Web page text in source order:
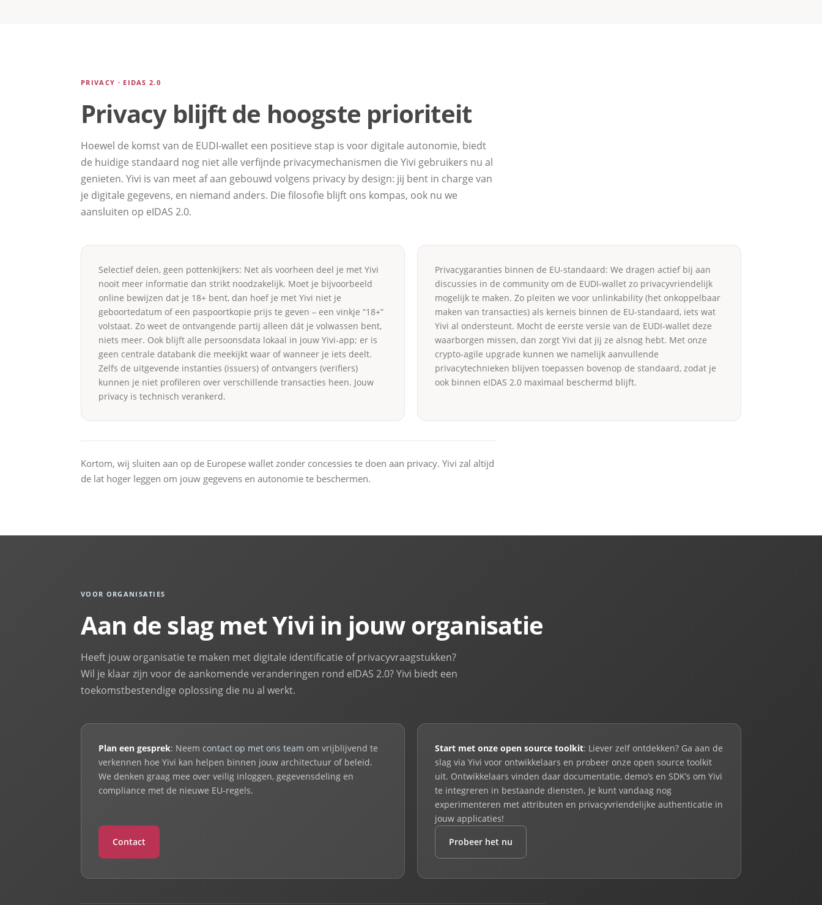
PRIVACY · EIDAS 2.0
Privacy blijft de hoogste prioriteit
Hoewel de komst van de EUDI-wallet een positieve stap is voor digitale autonomie, biedt
de huidige standaard nog niet alle verfijnde privacymechanismen die Yivi gebruikers nu al
genieten. Yivi is van meet af aan gebouwd volgens privacy by design: jij bent in charge van
je digitale gegevens, en niemand anders. Die filosofie blijft ons kompas, ook nu we
aansluiten op eIDAS 2.0.
Selectief delen, geen pottenkijkers: Net als voorheen deel je met Yivi
nooit meer informatie dan strikt noodzakelijk. Moet je bijvoorbeeld
online bewijzen dat je 18+ bent, dan hoef je met Yivi niet je
geboortedatum of een paspoortkopie prijs te geven – een vinkje “18+”
volstaat. Zo weet de ontvangende partij alleen dát je volwassen bent,
niets meer. Ook blijft alle persoonsdata lokaal in jouw Yivi-app; er is
geen centrale databank die meekijkt waar of wanneer je iets deelt.
Zelfs de uitgevende instanties (issuers) of ontvangers (verifiers)
kunnen je niet profileren over verschillende transacties heen. Jouw
privacy is technisch verankerd.
Privacygaranties binnen de EU-standaard: We dragen actief bij aan
discussies in de community om de EUDI-wallet zo privacyvriendelijk
mogelijk te maken. Zo pleiten we voor unlinkability (het onkoppelbaar
maken van transacties) als kerneis binnen de EU-standaard, iets wat
Yivi al ondersteunt. Mocht de eerste versie van de EUDI-wallet deze
waarborgen missen, dan zorgt Yivi dat jij ze alsnog hebt. Met onze
crypto-agile upgrade kunnen we namelijk aanvullende
privacytechnieken blijven toepassen bovenop de standaard, zodat je
ook binnen eIDAS 2.0 maximaal beschermd blijft.
Kortom, wij sluiten aan op de Europese wallet zonder concessies te doen aan privacy. Yivi zal altijd
de lat hoger leggen om jouw gegevens en autonomie te beschermen.
VOOR ORGANISATIES
Aan de slag met Yivi in jouw organisatie
Heeft jouw organisatie te maken met digitale identificatie of privacyvraagstukken?
Wil je klaar zijn voor de aankomende veranderingen rond eIDAS 2.0? Yivi biedt een
toekomstbestendige oplossing die nu al werkt.
Plan een gesprek: Neem contact op met ons team om vrijblijvend te
verkennen hoe Yivi kan helpen binnen jouw architectuur of beleid.
We denken graag mee over veilig inloggen, gegevensdeling en
compliance met de nieuwe EU-regels.
Contact
Start met onze open source toolkit: Liever zelf ontdekken? Ga aan de
slag via Yivi voor ontwikkelaars en probeer onze open source toolkit
uit. Ontwikkelaars vinden daar documentatie, demo’s en SDK’s om Yivi
te integreren in bestaande diensten. Je kunt vandaag nog
experimenteren met attributen en privacyvriendelijke authenticatie in
jouw applicaties!
Probeer het nu